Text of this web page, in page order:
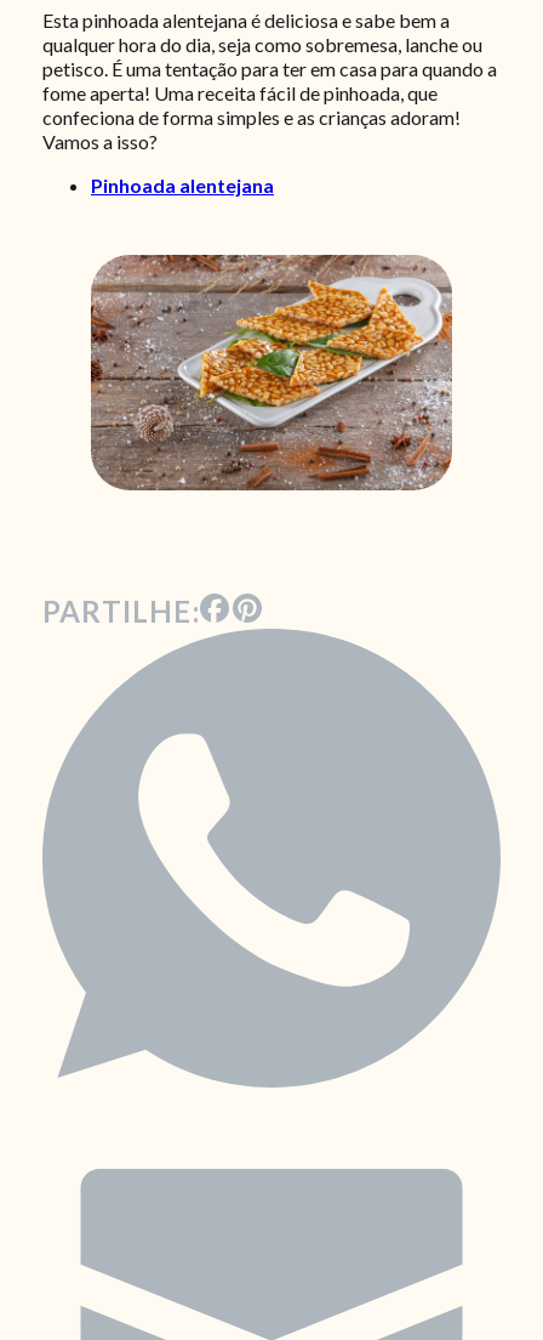
Esta pinhoada alentejana é deliciosa e sabe bem a
qualquer hora do dia, seja como sobremesa, lanche ou
petisco. É uma tentação para ter em casa para quando a
fome aperta! Uma receita fácil de pinhoada, que
confeciona de forma simples e as crianças adoram!
Vamos a isso?
Pinhoada alentejana
PARTILHE: